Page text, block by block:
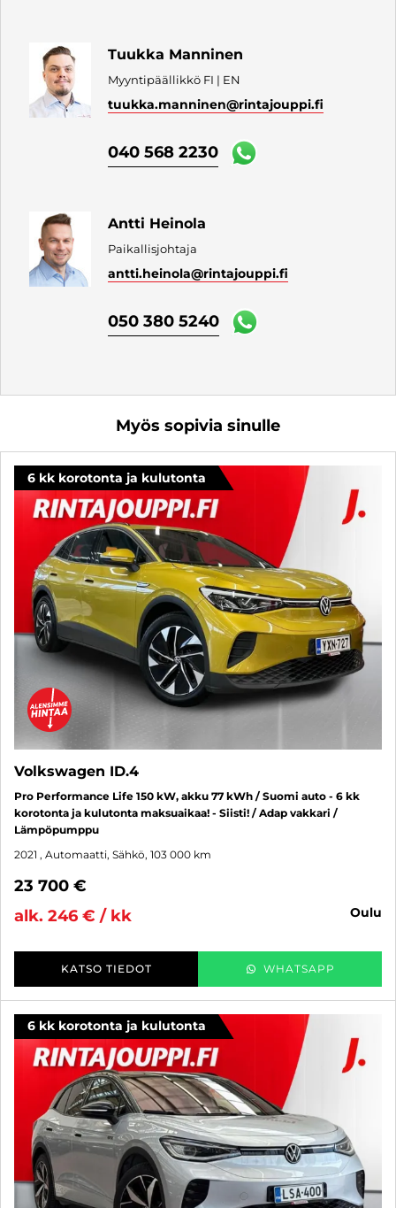
Tuukka Manninen
Myyntipäällikkö FI | EN
tuukka.manninen@rintajouppi.fi
040 568 2230
Antti Heinola
Paikallisjohtaja
antti.heinola@rintajouppi.fi
050 380 5240
Myös sopivia sinulle
6 kk korotonta ja kulutonta
Volkswagen ID.4
Pro Performance Life 150 kW, akku 77 kWh / Suomi auto - 6 kk
korotonta ja kulutonta maksuaikaa! - Siisti! / Adap vakkari /
Lämpöpumppu
2021 , Automaatti, Sähkö, 103 000 km
23 700 €
alk. 246 € / kk
oulu
KATSO TIEDOT WHATSAPP
6 kk korotonta ja kulutonta